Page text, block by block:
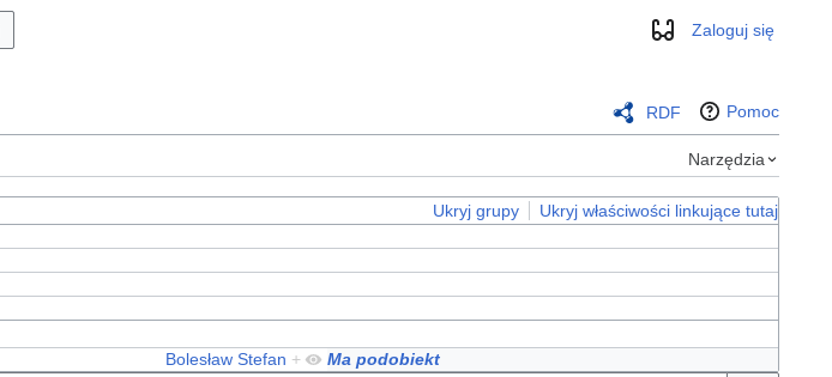
WyglądZaloguj się
RDF Pomoc
Narzędzia
Ukryj grupy
Ukryj właściwości linkujące tutaj
Ma podobiekt
Bolesław Stefan +